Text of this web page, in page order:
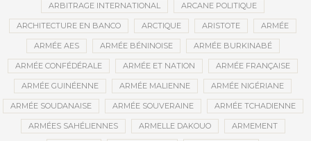
ARBITRAGE INTERNATIONAL ARCANE POLITIQUE
ARCHITECTURE EN BANCO ARCTIQUE ARISTOTE ARMÉE
ARMÉE AES ARMÉE BÉNINOISE ARMÉE BURKINABÉ
ARMÉE CONFÉDÉRALE ARMÉE ET NATION ARMÉE FRANÇAISE
ARMÉE GUINÉENNE ARMÉE MALIENNE ARMÉE NIGÉRIANE
ARMÉE SOUDANAISE ARMÉE SOUVERAINE ARMÉE TCHADIENNE
ARMÉES SAHÉLIENNES ARMELLE DAKOUO ARMEMENT